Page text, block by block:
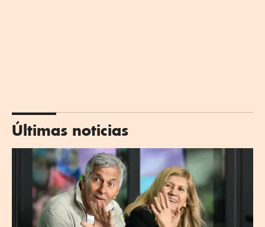
Últimas noticias